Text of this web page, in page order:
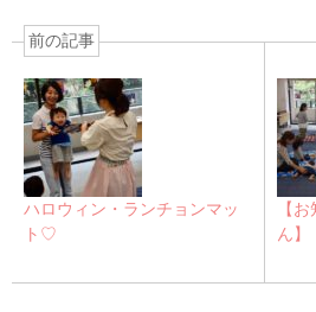
前の記事
ハロウィン・ランチョンマッ
ト♡
【
ん】